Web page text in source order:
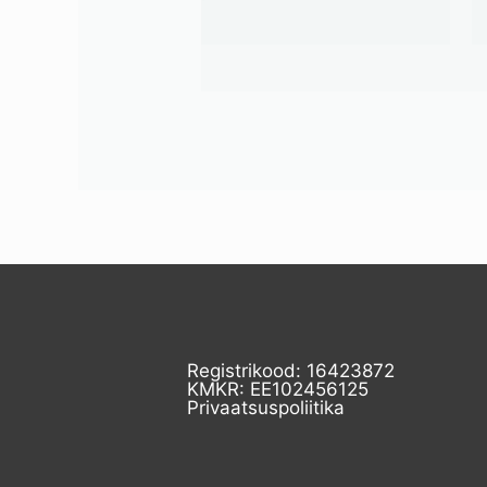
Registrikood: 16423872
KMKR: EE102456125
Privaatsuspoliitika